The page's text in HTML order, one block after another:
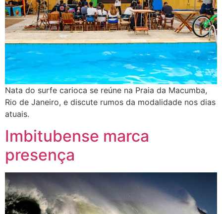
Nata do surfe carioca se reúne na Praia da Macumba,
Rio de Janeiro, e discute rumos da modalidade nos dias
atuais.
Imbitubense marca
presença